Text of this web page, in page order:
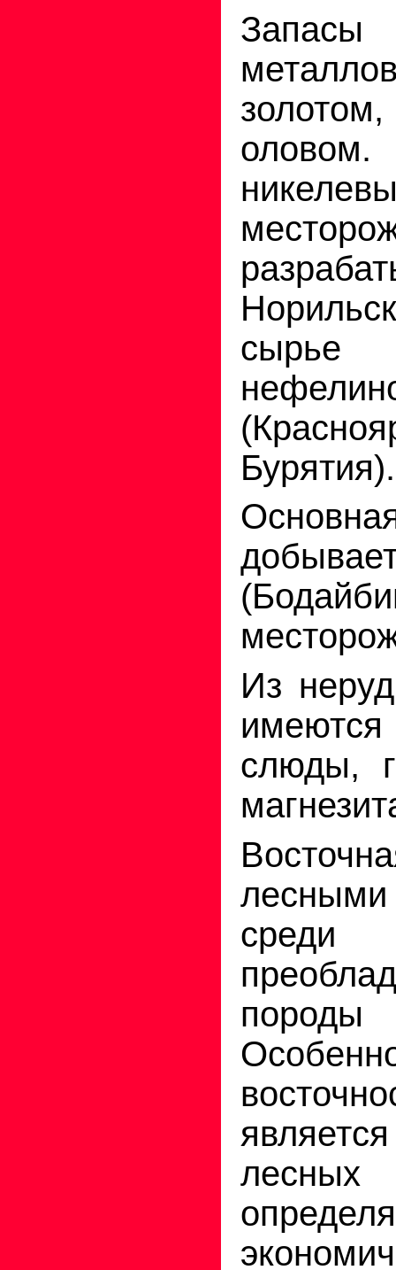
сырье
Бурятия).
Из
слюды,
лесных